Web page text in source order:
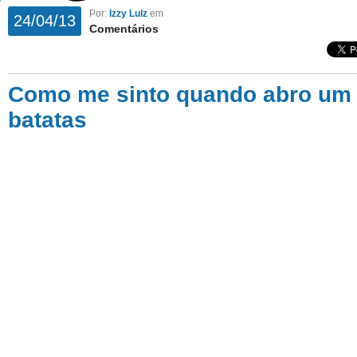
24/04/13 Por: Izzy Lulz em
Comentários
Como me sinto quando abro
batatas